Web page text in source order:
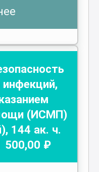
инфекций,
(ИСМП)
, 144 ак. ч.
500,00 ₽